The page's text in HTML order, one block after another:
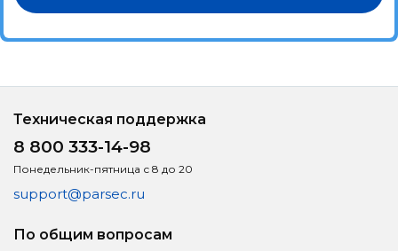
Техническая поддержка
8 800 333-14-98
Понедельник-пятница с 8 до 20
support@parsec.ru
По общим вопросам